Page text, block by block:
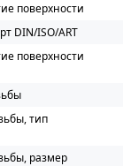
поверхности
DIN/ISO/ART
поверхности
тип
размер